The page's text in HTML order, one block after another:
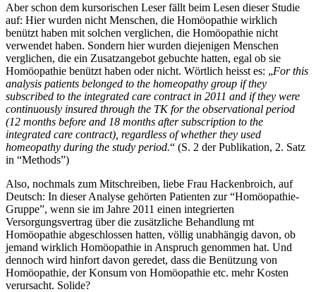
Aber schon dem kursorischen Leser fällt beim Lesen dieser Studie
auf: Hier wurden nicht Menschen, die Homöopathie wirklich
benützt haben mit solchen verglichen, die Homöopathie nicht
verwendet haben. Sondern hier wurden diejenigen Menschen
verglichen, die ein Zusatzangebot gebuchte hatten, egal ob sie
Homöopathie benützt haben oder nicht. Wörtlich heisst es: „For this
analysis patients belonged to the homeopathy group if they
subscribed to the integrated care contract in 2011 and if they were
continuously insured through the TK for the observational period
(12 months before and 18 months after subscription to the
integrated care contract), regardless of whether they used
homeopathy during the study period.“ (S. 2 der Publikation, 2. Satz
in “Methods”)
Also, nochmals zum Mitschreiben, liebe Frau Hackenbroich, auf
Deutsch: In dieser Analyse gehörten Patienten zur “Homöopathie-
Gruppe”, wenn sie im Jahre 2011 einen integrierten
Versorgungsvertrag über die zusätzliche Behandlung mt
Homöopathie abgeschlossen hatten, völlig unabhängig davon, ob
jemand wirklich Homöopathie in Anspruch genommen hat. Und
dennoch wird hinfort davon geredet, dass die Benützung von
Homöopathie, der Konsum von Homöopathie etc. mehr Kosten
verursacht. Solide?